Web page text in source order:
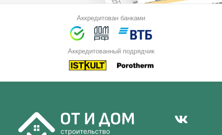
Аккредитован банками
Аккредитованный подрядчик